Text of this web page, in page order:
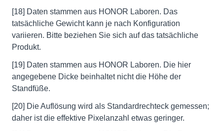
[18] Daten stammen aus HONOR Laboren. Das
tatsächliche Gewicht kann je nach Konfiguration
variieren. Bitte beziehen Sie sich auf das tatsächliche
Produkt.
[19] Daten stammen aus HONOR Laboren. Die hier
angegebene Dicke beinhaltet nicht die Höhe der
Standfüße.
[20] Die Auflösung wird als Standardrechteck gemessen;
daher ist die effektive Pixelanzahl etwas geringer.